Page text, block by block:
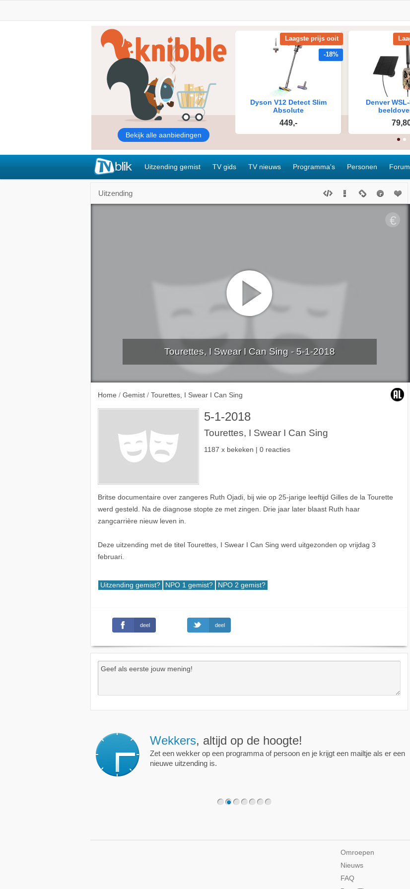
Uitzending gemist TV gids TV nieuws Programma's Personen Forum
Uitzending
Tourettes, I Swear I Can Sing - 5-1-2018
Home / Gemist / Tourettes, I Swear I Can Sing
5-1-2018
Tourettes, I Swear I Can Sing
1187 x bekeken | 0 reacties
Britse documentaire over zangeres Ruth Ojadi, bij wie op 25-jarige leeftijd Gilles de la Tourette
werd gesteld. Na de diagnose stopte ze met zingen. Drie jaar later blaast Ruth haar
zangcarrière nieuw leven in.
Deze uitzending met de titel Tourettes, I Swear I Can Sing werd uitgezonden op vrijdag 3
februari.
Uitzending gemist? NPO 1 gemist? NPO 2 gemist?
deel deel
€
Wekkers, altijd op de hoogte!
Zet een wekker op een programma of persoon en je krijgt een mailtje als er een
nieuwe uitzending is.
Omroepen
Nieuws
FAQ